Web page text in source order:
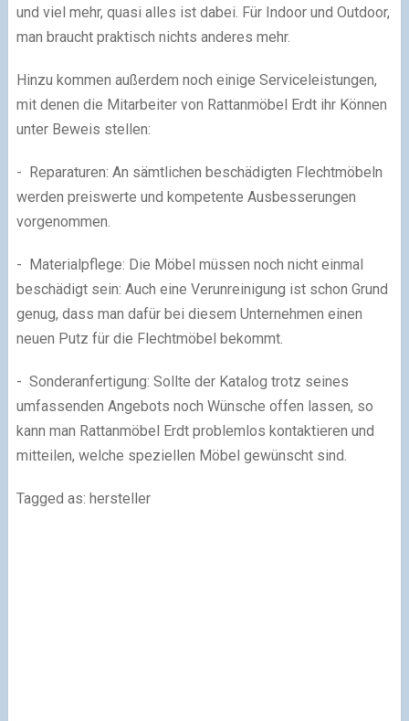
und viel mehr, quasi alles ist dabei. Für Indoor und Outdoor,
man braucht praktisch nichts anderes mehr.
Hinzu kommen außerdem noch einige Serviceleistungen,
mit denen die Mitarbeiter von Rattanmöbel Erdt ihr Können
unter Beweis stellen:
- Reparaturen: An sämtlichen beschädigten Flechtmöbeln
werden preiswerte und kompetente Ausbesserungen
vorgenommen.
- Materialpflege: Die Möbel müssen noch nicht einmal
beschädigt sein: Auch eine Verunreinigung ist schon Grund
genug, dass man dafür bei diesem Unternehmen einen
neuen Putz für die Flechtmöbel bekommt.
- Sonderanfertigung: Sollte der Katalog trotz seines
umfassenden Angebots noch Wünsche offen lassen, so
kann man Rattanmöbel Erdt problemlos kontaktieren und
mitteilen, welche speziellen Möbel gewünscht sind.
Tagged as: hersteller